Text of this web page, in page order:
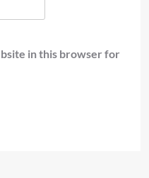
in this browser for